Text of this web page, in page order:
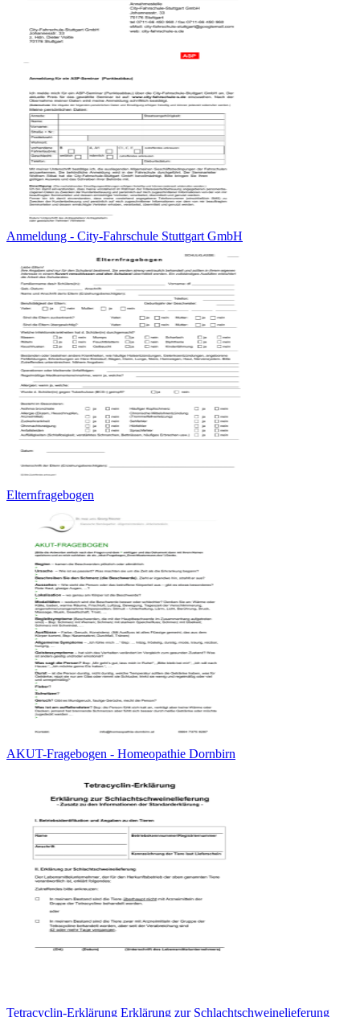
Anmeldung - City-Fahrschule Stuttgart GmbH
Elternfragebogen
AKUT-Fragebogen - Homeopathie Dornbirn
Tetracyclin-Erklärung Erklärung zur Schlachtschweinelieferung